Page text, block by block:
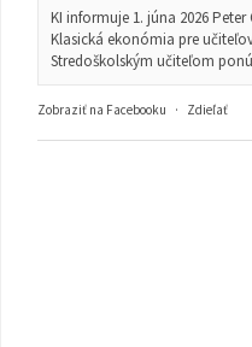
KI informuje 1. júna 2026
Klasická ekonómia pre
Stredoškolským učiteľom
Zobraziť na Facebooku · Zdieľať